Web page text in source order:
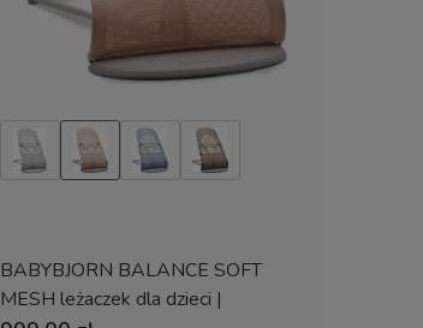
BABYBJORN BALANCE SOFT
MESH leżaczek dla dzieci |